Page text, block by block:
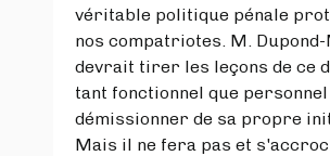
véritable politique pénale
nos compatriotes. M.
devrait tirer les leçons de ce
tant fonctionnel que
démissionner de sa propre
Mais il ne fera pas et